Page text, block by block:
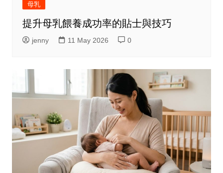
母乳
提升母乳餵養成功率的貼士與技巧
jenny 11 May 2026 0